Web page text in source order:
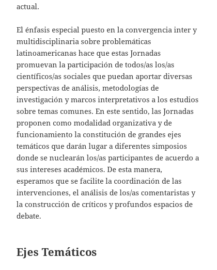
actual.
El énfasis especial puesto en la convergencia inter y
multidisciplinaria sobre problemáticas
latinoamericanas hace que estas Jornadas
promuevan la participación de todos/as los/as
científicos/as sociales que puedan aportar diversas
perspectivas de análisis, metodologías de
investigación y marcos interpretativos a los estudios
sobre temas comunes. En este sentido, las Jornadas
proponen como modalidad organizativa y de
funcionamiento la constitución de grandes ejes
temáticos que darán lugar a diferentes simposios
donde se nuclearán los/as participantes de acuerdo a
sus intereses académicos. De esta manera,
esperamos que se facilite la coordinación de las
intervenciones, el análisis de los/as comentaristas y
la construcción de críticos y profundos espacios de
debate.
Ejes Temáticos